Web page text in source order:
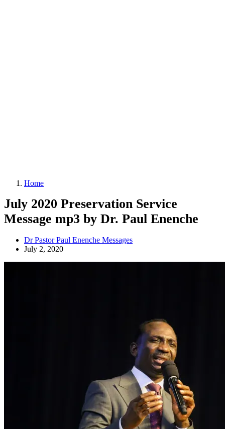
Home
July 2020 Preservation Service
Message mp3 by Dr. Paul Enenche
Dr Pastor Paul Enenche Messages
July 2, 2020